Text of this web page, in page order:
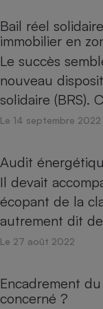
Bail réel
immobilier en
Le succès
nouveau
solidaire (BRS).
Le 14 septembre 2022
Audit
Il devait
écopant de la
autrement dit
Le 27 août 2022
Encadrement
concerné ?